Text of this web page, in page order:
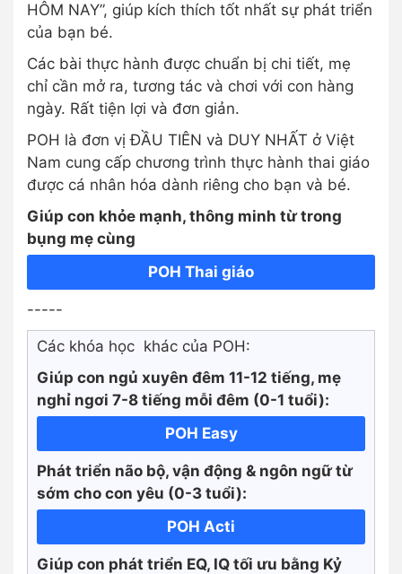
HÔM NAY”, giúp kích thích tốt nhất sự phát triển
của bạn bé.
Các bài thực hành được chuẩn bị chi tiết, mẹ
chỉ cần mở ra, tương tác và chơi với con hàng
ngày. Rất tiện lợi và đơn giản.
POH là đơn vị ĐẦU TIÊN và DUY NHẤT ở Việt
Nam cung cấp chương trình thực hành thai giáo
được cá nhân hóa dành riêng cho bạn và bé.
Giúp con khỏe mạnh, thông minh từ trong
bụng mẹ cùng
POH Thai giáo
-----
Các khóa học khác của POH:
Giúp con ngủ xuyên đêm 11-12 tiếng, mẹ
nghỉ ngơi 7-8 tiếng mỗi đêm (0-1 tuổi):
POH Easy
Phát triển não bộ, vận động & ngôn ngữ từ
sớm cho con yêu (0-3 tuổi):
POH Acti
Giúp con phát triển EQ, IQ tối ưu bằng Kỷ